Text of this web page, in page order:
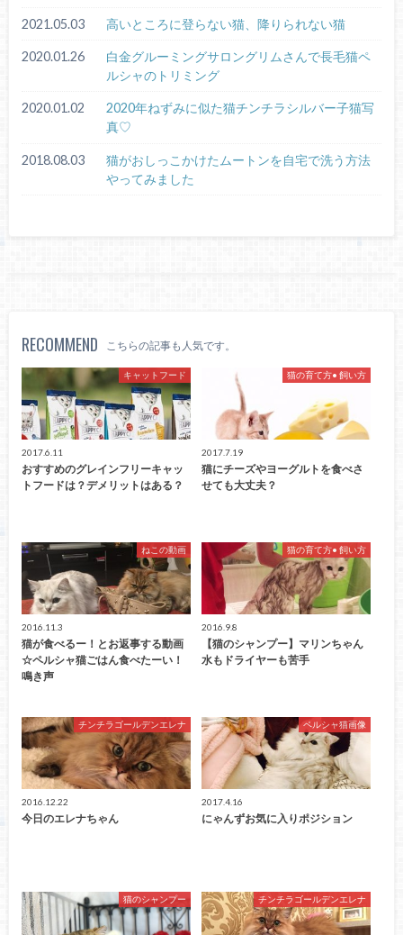
2021.05.03 高いところに登らない猫、降りられない猫
2020.01.26
白金グルーミングサロングリムさんで長毛猫ペ
ルシャのトリミング
2020.01.02
2020年ねずみに似た猫チンチラシルバー子猫写
真♡
2018.08.03
猫がおしっこかけたムートンを自宅で洗う方法
やってみました
RECOMMEND こちらの記事も人気です。
キャットフード
2017.6.11
おすすめのグレインフリーキャッ
トフードは？デメリットはある？
猫の育て方• 飼い方
2017.7.19
猫にチーズやヨーグルトを食べさ
せても大丈夫？
ねこの動画
2016.11.3
猫が食べるー！とお返事する動画
☆ペルシャ猫ごはん食べたーい！
鳴き声
猫の育て方• 飼い方
2016.9.8
【猫のシャンプー】マリンちゃん
水もドライヤーも苦手
チンチラゴールデンエレナ
2016.12.22
今日のエレナちゃん
ペルシャ猫画像
2017.4.16
にゃんずお気に入りポジション
猫のシャンプー チンチラゴールデンエレナ